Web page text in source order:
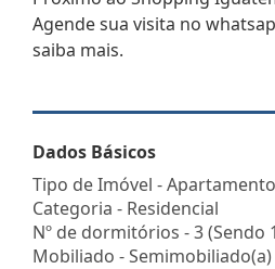
Agende sua visita no
saiba mais.
Dados Básicos
Tipo de Imóvel - Apartamento
Categoria - Residencial
Nº de dormitórios - 3 (Sendo
Mobiliado - Semimobiliado(a)